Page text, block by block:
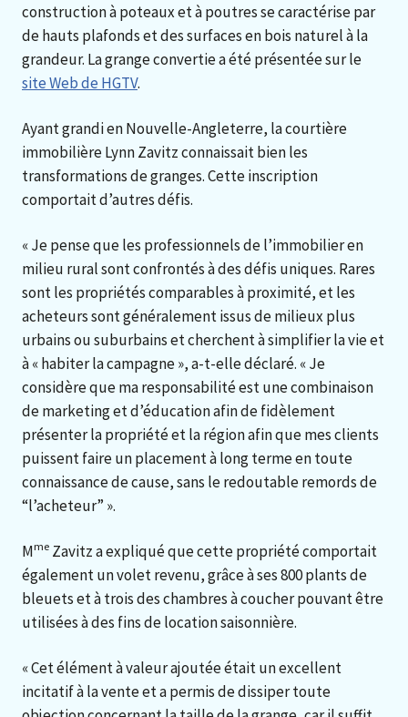
construction à poteaux et à poutres se caractérise par
de hauts plafonds et des surfaces en bois naturel à la
grandeur. La grange convertie a été présentée sur le
site Web de HGTV.
Ayant grandi en Nouvelle-Angleterre, la courtière
immobilière Lynn Zavitz connaissait bien les
transformations de granges. Cette inscription
comportait d’autres défis.
« Je pense que les professionnels de l’immobilier en
milieu rural sont confrontés à des défis uniques. Rares
sont les propriétés comparables à proximité, et les
acheteurs sont généralement issus de milieux plus
urbains ou suburbains et cherchent à simplifier la vie et
à « habiter la campagne », a-t-elle déclaré. « Je
considère que ma responsabilité est une combinaison
de marketing et d’éducation afin de fidèlement
présenter la propriété et la région afin que mes clients
puissent faire un placement à long terme en toute
connaissance de cause, sans le redoutable remords de
“l’acheteur” ».
Mme Zavitz a expliqué que cette propriété comportait
également un volet revenu, grâce à ses 800 plants de
bleuets et à trois des chambres à coucher pouvant être
utilisées à des fins de location saisonnière.
« Cet élément à valeur ajoutée était un excellent
incitatif à la vente et a permis de dissiper toute